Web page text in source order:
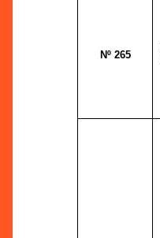
Nº 265